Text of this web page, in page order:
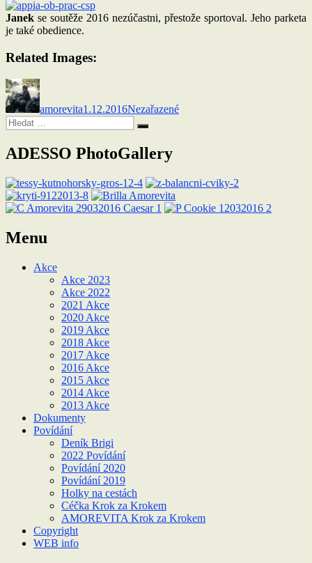
Janek se soutěže 2016 nezúčastni, přestože sportoval. Jeho parketa
je také obedience.
Related Images:
Autor:
amorevita1.12.2016Nezařazené
Hledat:
Hledání
ADESSO PhotoGallery
Menu
Akce
Akce 2023
Akce 2022
2021 Akce
2020 Akce
2019 Akce
2018 Akce
2017 Akce
2016 Akce
2015 Akce
2014 Akce
2013 Akce
Dokumenty
Povídání
Deník Brigi
2022 Povídání
Povídání 2020
Povídání 2019
Holky na cestách
Céčka Krok za Krokem
AMOREVITA Krok za Krokem
Copyright
WEB info